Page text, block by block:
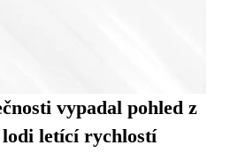
vypadal pohled z
letící rychlostí